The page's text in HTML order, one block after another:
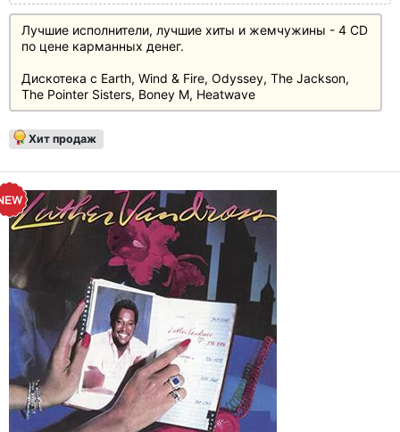
Лучшие исполнители, лучшие хиты и жемчужины - 4 CD
по цене карманных денег.
Дискотека с Earth, Wind & Fire, Odyssey, The Jackson,
The Pointer Sisters, Boney M, Heatwave
Хит продаж